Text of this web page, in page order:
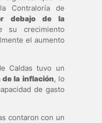
Contraloría de
debajo de la
crecimiento
el aumento
Caldas tuvo un
de la inflación, lo
de gasto
contaron con un